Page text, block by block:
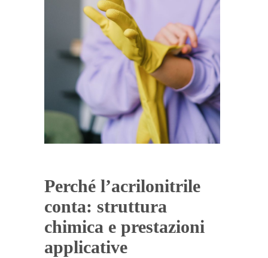
Perché l’acrilonitrile
conta: struttura
chimica e prestazioni
applicative